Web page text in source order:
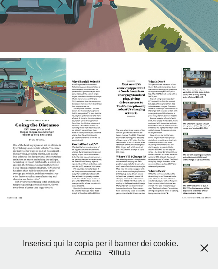
Inserisci qui la copia per il banner dei cookie.
Accetta
Rifiuta